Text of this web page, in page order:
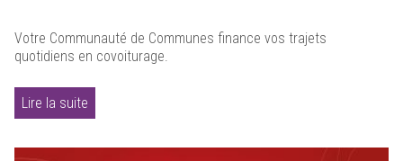
Votre Communauté de Communes finance vos trajets
quotidiens en covoiturage.
Lire la suite